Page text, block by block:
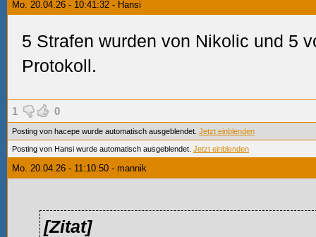
Mo. 20.04.26 - 10:41:32 - Hansi
5 Strafen wurden von Nikolic und 5
Protokoll.
1 0
Posting von hacepe wurde automatisch ausgeblendet. Jetzt einblenden
Posting von Hansi wurde automatisch ausgeblendet. Jetzt einblenden
Mo. 20.04.26 - 11:10:50 - mannik
[Zitat]